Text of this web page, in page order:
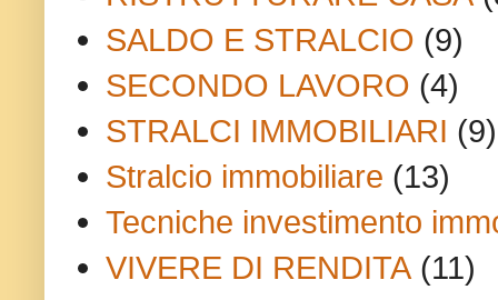
SALDO E STRALCIO (9)
SECONDO LAVORO (4)
STRALCI IMMOBILIARI (9)
Stralcio immobiliare (13)
Tecniche investimento
VIVERE DI RENDITA (11)